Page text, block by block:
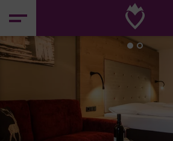
Control + Option
Control + Option
Control + Option
Control + Option
Control +